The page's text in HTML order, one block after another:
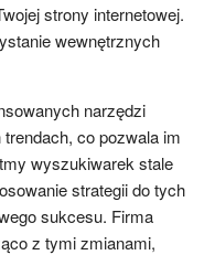
strony internetowej.
wewnętrznych
narzędzi
co pozwala im
wyszukiwarek stale
strategii do tych
sukcesu. Firma
z tymi zmianami,